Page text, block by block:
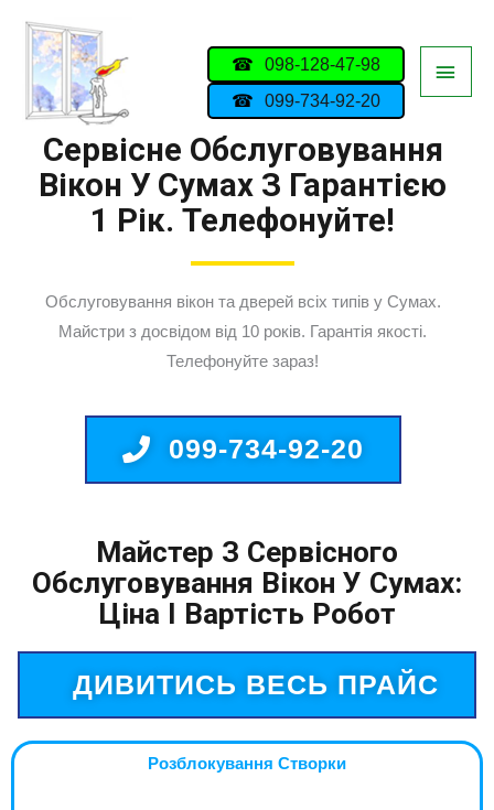
098-128-47-98
099-734-92-20
Сервісне Обслуговування
Вікон У Сумах З Гарантією
1 Рік. Телефонуйте!
Обслуговування вікон та дверей всіх типів у Сумах.
Майстри з досвідом від 10 років. Гарантія якості.
Телефонуйте зараз!
099-734-92-20
Майстер З Сервісного
Обслуговування Вікон У Сумах:
Ціна І Вартість Робот
ДИВИТИСЬ ВЕСЬ ПРАЙС
Розблокування Створки